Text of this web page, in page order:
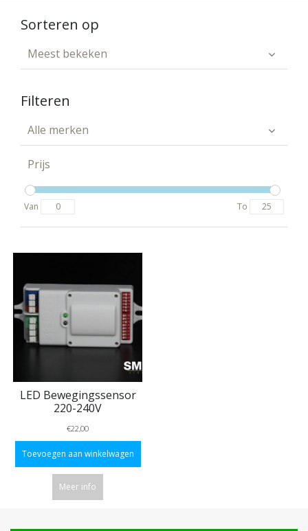
Sorteren op
Meest bekeken
Filteren
Alle merken
Prijs
Van To
LED Bewegingssensor
220-240V
€22,00
Toevoegen aan winkelwagen
Meer info